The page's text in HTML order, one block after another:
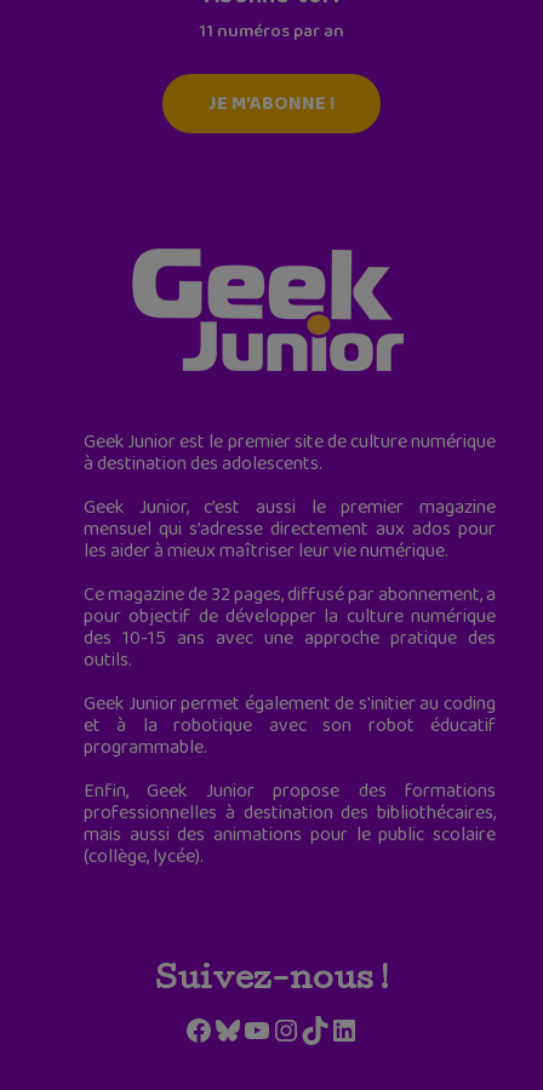
11 numéros par an
JE M'ABONNE !
Geek Junior est le premier site de culture numérique
à destination des adolescents.
Geek Junior, c’est aussi le premier magazine
mensuel qui s’adresse directement aux ados pour
les aider à mieux maîtriser leur vie numérique.
Ce magazine de 32 pages, diffusé par abonnement, a
pour objectif de développer la culture numérique
des 10-15 ans avec une approche pratique des
outils.
Geek Junior permet également de s'initier au coding
et à la robotique avec son robot éducatif
programmable.
Enfin, Geek Junior propose des formations
professionnelles à destination des bibliothécaires,
mais aussi des animations pour le public scolaire
(collège, lycée).
Suivez-nous !
Facebook
Bluesky
YouTube
Instagram
TikTokLinkedIn